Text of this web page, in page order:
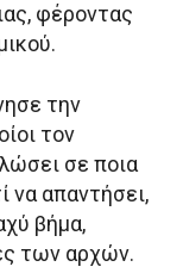
φέροντας
την
τον
σε ποια
να απαντήσει,
βήμα,
των αρχών.